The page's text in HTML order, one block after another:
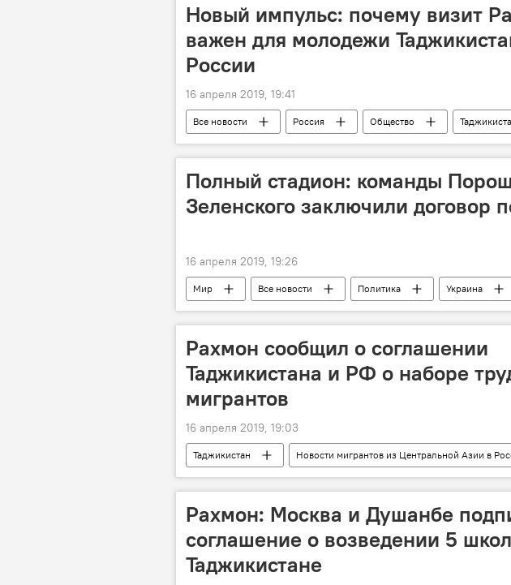
Новый импульс: почему визит
важен для молодежи
России
16 апреля 2019, 19:41
Все новости Россия Общество
Полный стадион: команды
Зеленского заключили договор
16 апреля 2019, 19:26
Мир Все новости Политика Украина
Петр Порошенко
Владимир Зеленский стадион
Рахмон сообщил о соглашении
Таджикистана и РФ о наборе
мигрантов
16 апреля 2019, 19:03
Таджикистан Новости мигрантов из Центральной Азии в
соглашение
Миграция
Рахмон: Москва и Душанбе
соглашение о возведении 5
Таджикистане